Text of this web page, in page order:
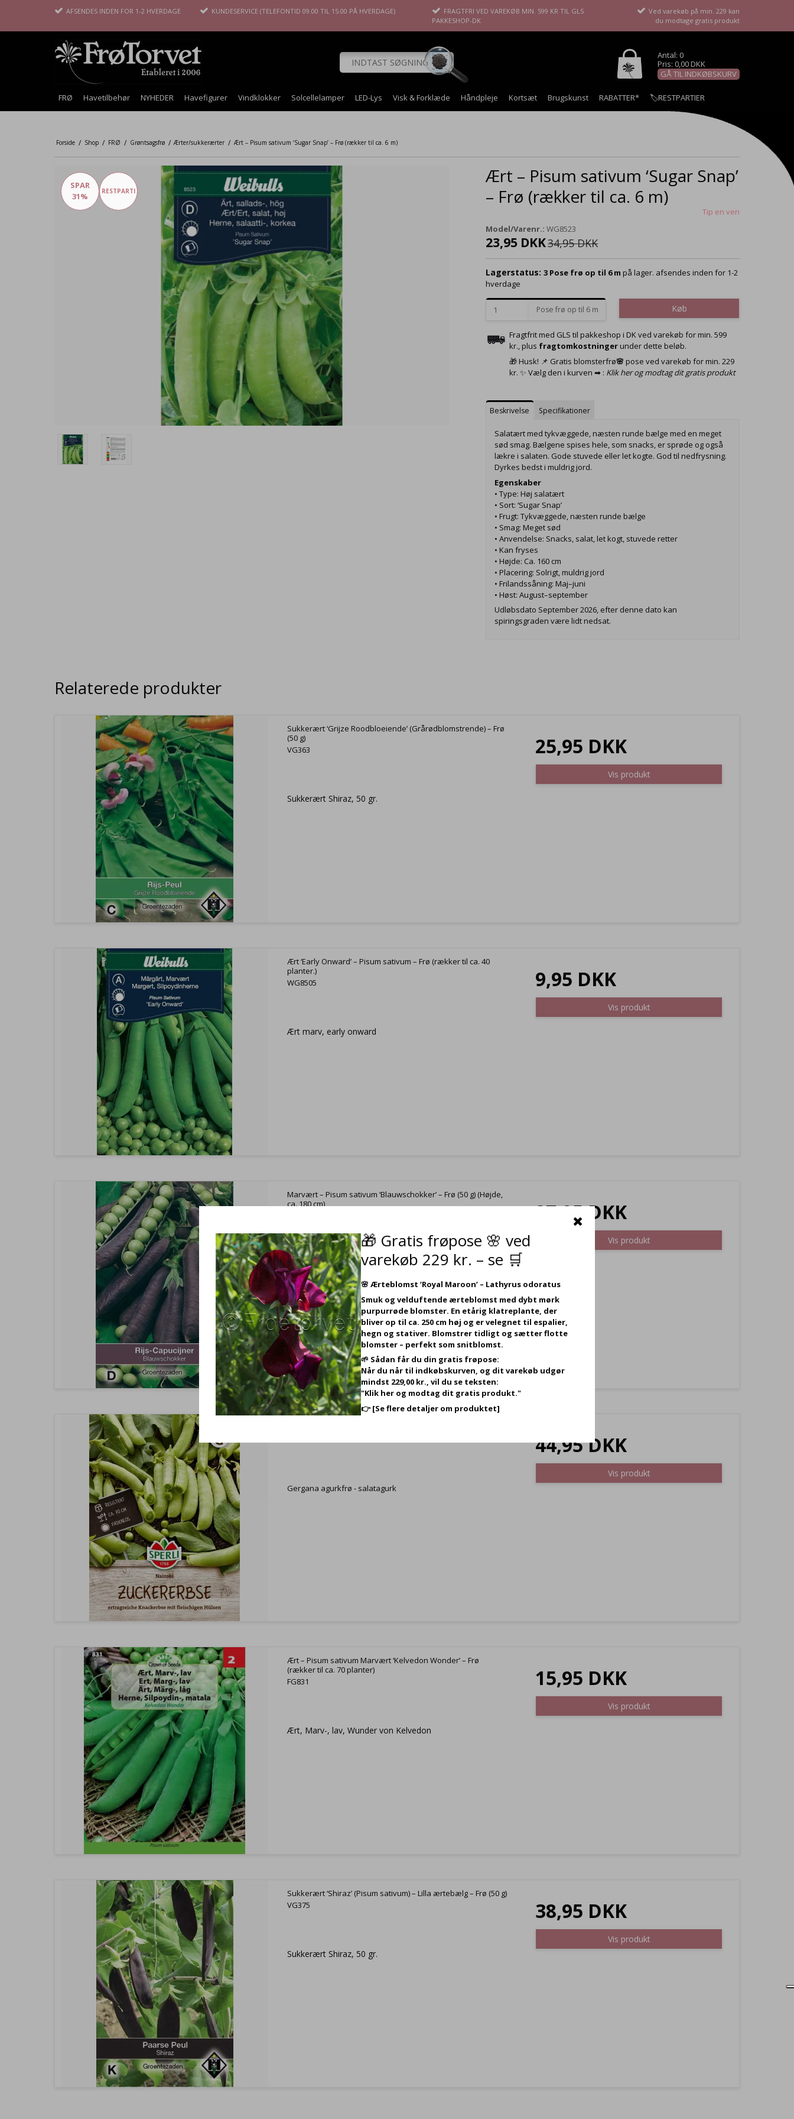
AFSENDES INDEN FOR 1-2 HVERDAGE KUNDESERVICE (TELEFONTID 09.00 TIL 15.00 PÅ HVERDAGE)
FRAGTFRI VED VAREKØB MIN. 599 KR TIL GLS
PAKKESHOP-DK
Ved varekøb på min. 229 kan
du modtage gratis produkt
Antal: 0
Pris: 0,00 DKK
GÅ TIL INDKØBSKURV
FRØ Havetilbehør NYHEDER Havefigurer Vindklokker Solcellelamper LED-Lys Visk & Forklæde Håndpleje Kortsæt Brugskunst RABATTER* 🏷️RESTPARTIER
Forside / Shop / FRØ / Grøntsagsfrø / Ærter/sukkerærter / Ært – Pisum sativum ‘Sugar Snap’ – Frø (rækker til ca. 6 m)
SPAR
31%
RESTPARTI
Ært – Pisum sativum ‘Sugar Snap’
– Frø (rækker til ca. 6 m)
Tip en ven
Model/Varenr.: WG8523
23,95 DKK34,95 DKK
Lagerstatus: 3 Pose frø op til 6 m på lager. afsendes inden for 1-2
hverdage
Pose frø op til 6 m Køb
Fragtfrit med GLS til pakkeshop i DK ved varekøb for min. 599
kr., plus fragtomkostningerunder dette beløb.
🎁 Husk! 📌 Gratis blomsterfrø🌸 pose ved varekøb for min. 229
kr. ✨ Vælg den i kurven ➡ : Klik her og modtag dit gratis produkt
Beskrivelse Specifikationer
Salatært med tykvæggede, næsten runde bælge med en meget
sød smag. Bælgene spises hele, som snacks, er sprøde og også
lækre i salaten. Gode stuvede eller let kogte. God til nedfrysning.
Dyrkes bedst i muldrig jord.
Egenskaber
• Type: Høj salatært
• Sort: ‘Sugar Snap’
• Frugt: Tykvæggede, næsten runde bælge
• Smag: Meget sød
• Anvendelse: Snacks, salat, let kogt, stuvede retter
• Kan fryses
• Højde: Ca. 160 cm
• Placering: Solrigt, muldrig jord
• Frilandssåning: Maj–juni
• Høst: August–september
Udløbsdato September 2026, efter denne dato kan
spiringsgraden være lidt nedsat.
Relaterede produkter
Sukkerært ‘Grijze Roodbloeiende’ (Grårødblomstrende) – Frø
(50 g)
VG363
Sukkerært Shiraz, 50 gr.
25,95 DKK
Vis produkt
Ært ‘Early Onward’ – Pisum sativum – Frø (rækker til ca. 40
planter.)
WG8505
Ært marv, early onward
9,95 DKK
Vis produkt
Marvært – Pisum sativum ‘Blauwschokker’ – Frø (50 g) (Højde,
ca. 180 cm)
Sukkerært Shiraz, 50 gr.
27,95 DKK
Vis produkt
Gergana agurkfrø - salatagurk
44,95 DKK
Vis produkt
Ært – Pisum sativum Marvært ‘Kelvedon Wonder’ – Frø
(rækker til ca. 70 planter)
FG831
Ært, Marv-, lav, Wunder von Kelvedon
15,95 DKK
Vis produkt
Sukkerært ‘Shiraz’ (Pisum sativum) – Lilla ærtebælg – Frø (50 g)
VG375
Sukkerært Shiraz, 50 gr.
38,95 DKK
Vis produkt
🎁 Gratis frøpose 🌸 ved
varekøb 229 kr. – se 🛒
🌸 Ærteblomst ‘Royal Maroon’ – Lathyrus odoratus
Smuk og velduftende ærteblomst med dybt mørk
purpurrøde blomster. En etårig klatreplante, der
bliver op til ca. 250 cm høj og er velegnet til espalier,
hegn og stativer. Blomstrer tidligt og sætter flotte
blomster – perfekt som snitblomst.
🌱 Sådan får du din gratis frøpose:
Når du når til indkøbskurven, og dit varekøb udgør
mindst 229,00 kr., vil du se teksten:
"Klik her og modtag dit gratis produkt."
👉[Se flere detaljer om produktet]